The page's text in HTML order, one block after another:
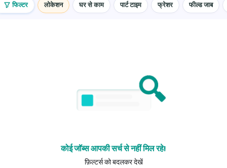
फिल्टर लोकेशन घर से काम पार्ट टाइम फ्रेशर फील्ड जाब
कोई जॉब्स आपकी सर्च से नहीं मिल रहे!
फ़िल्टर्स को बदलकर देखें